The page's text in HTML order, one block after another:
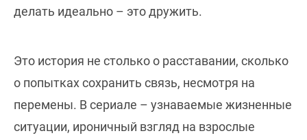
делать идеально – это дружить.
Это история не столько о расставании, сколько
о попытках сохранить связь, несмотря на
перемены. В сериале – узнаваемые жизненные
ситуации, ироничный взгляд на взрослые